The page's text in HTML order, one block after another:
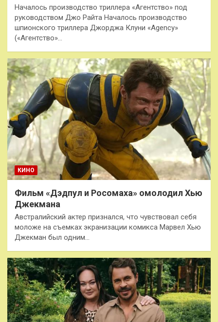
Началось производство триллера «Агентство» под
руководством Джо Райта Началось производство
шпионского триллера Джорджа Клуни «Agency»
(«Агентство»…
КИНО
Фильм «Дэдпул и Росомаха» омолодил Хью
Джекмана
Австралийский актер признался, что чувствовал себя
моложе на съемках экранизации комикса Марвел Хью
Джекман был одним…